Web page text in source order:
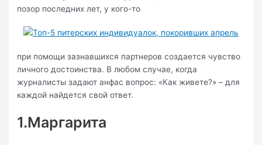
позор последних лет, у кого-то
при помощи зазнавшихся партнеров создается чувство
личного достоинства. В любом случае, когда
журналисты задают анфас вопрос: «Как живете?» – для
каждой найдется свой ответ.
1.Маргарита